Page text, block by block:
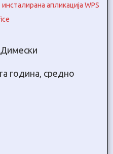
апликација WPS
година, средно